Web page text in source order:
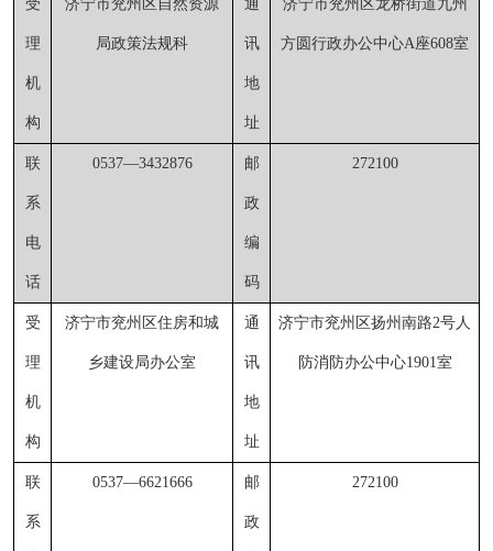
受
理
机
构
济宁市兖州区自然资源
局政策法规科
通
讯
地
址
济宁市兖州区龙桥街道九州
方圆行政办公中心A座608室
联
系
电
话
0537—3432876 邮
政
编
码
272100
受
理
机
构
济宁市兖州区住房和城
乡建设局办公室
通
讯
地
址
济宁市兖州区扬州南路2号人
防消防办公中心1901室
联
系
0537—6621666 邮
政
272100